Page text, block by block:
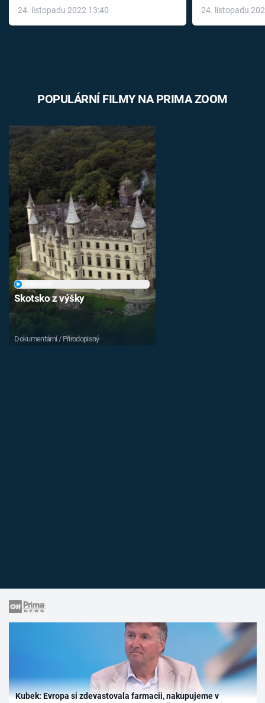
24. listopadu 2022 13:40
léky
24. listopadu
POPULÁRNÍ FILMY NA PRIMA ZOOM
Skotsko z výšky
Dokumentární / Přírodopisný
Kubek: Evropa si zdevastovala farmacii, nakupujeme v